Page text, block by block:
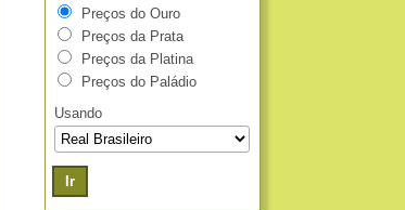
Preços do Ouro
Preços da Prata
Preços da Platina
Preços do Paládio
Usando
Ir